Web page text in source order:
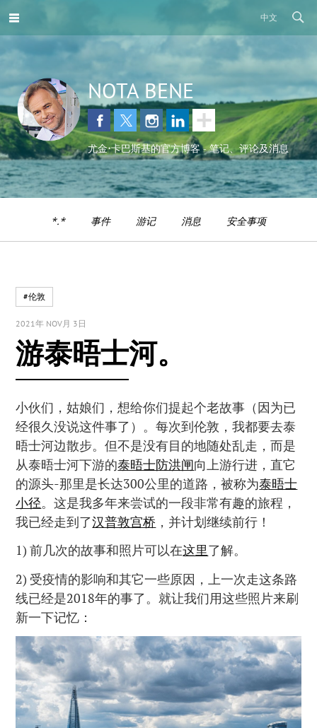
中文
NOTA BENE
尤金•卡巴斯基的官方博客 - 笔记、评论及消息
*.* 事件 游记 消息 安全事项
#伦敦
2021年 NOV月 3日
游泰晤士河。
小伙们，姑娘们，想给你们提起个老故事（因为已
经很久没说这件事了）。每次到伦敦，我都要去泰
晤士河边散步。但不是没有目的地随处乱走，而是
从泰晤士河下游的泰晤士防洪闸向上游行进，直它
的源头-那里是长达300公里的道路，被称为泰晤士
小径。这是我多年来尝试的一段非常有趣的旅程，
我已经走到了汉普敦宫桥 ，并计划继续前行！
1) 前几次的故事和照片可以在这里了解。
2) 受疫情的影响和其它一些原因，上一次走这条路
线已经是2018年的事了。就让我们用这些照片来刷
新一下记忆：